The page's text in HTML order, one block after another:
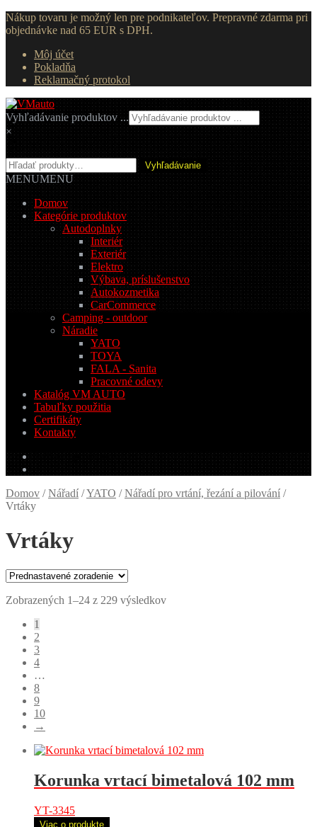
Nákup tovaru je možný len pre podnikateľov. Prepravné zdarma pri
objednávke nad 65 EUR s DPH.
Môj účet
Pokladňa
Reklamačný protokol
Preskočiť
na
navigáciu
Preskočiť
na
obsah
Vyhľadávanie produktov ...
×
Hľadať: Vyhľadávanie
MENUMENU
Domov
Kategórie produktov
Autodoplnky
Interiér
Exteriér
Elektro
Výbava, príslušenstvo
Autokozmetika
CarCommerce
Camping - outdoor
Náradie
YATO
TOYA
FALA - Sanita
Pracovné odevy
Katalóg VM AUTO
Tabuľky použitia
Certifikáty
Kontakty
0.00 € 0 produktov
Domov /Nářadí /YATO /Nářadí pro vrtání, řezání a pilování /
Vrtáky
Vrtáky
Zobrazených 1–24 z 229 výsledkov
1
2
3
4
…
8
9
10
→
Korunka vrtací bimetalová 102 mm
YT-3345
Viac o produkte